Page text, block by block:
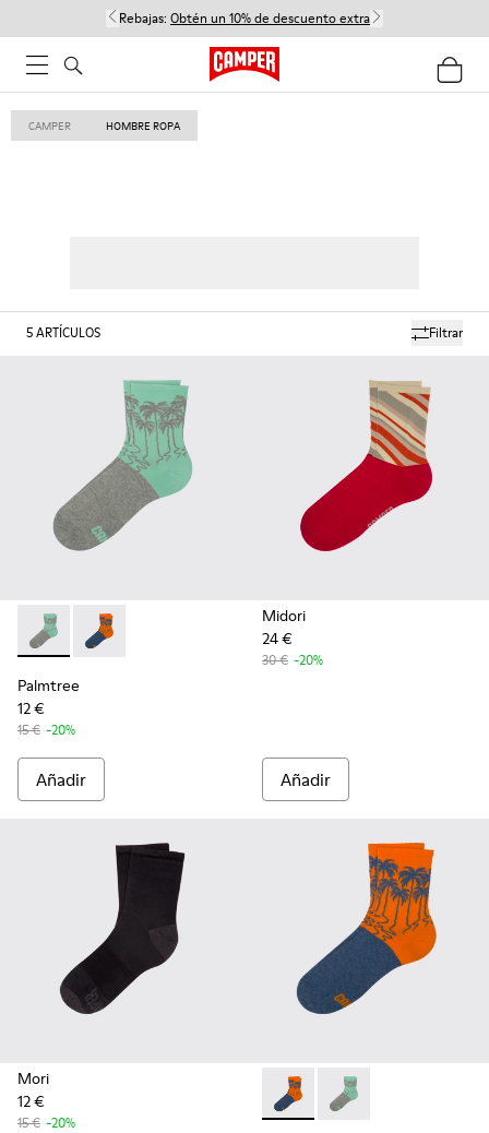
Rebajas: Obtén un 10% de descuento extra
CAMPER HOMBRE ROPA
Filtrar
5ARTÍCULOS
Palmtree - CA023-001 - Multicolor
Palmtree - CA023-002 - Multicolor
Palmtree
12 €
15 € -20%
Añadir
Midori
24 €
30 € -20%
Añadir
Mori
12 €
15 € -20%
Palmtree - CA023-002 -
Palmtree - CA023-